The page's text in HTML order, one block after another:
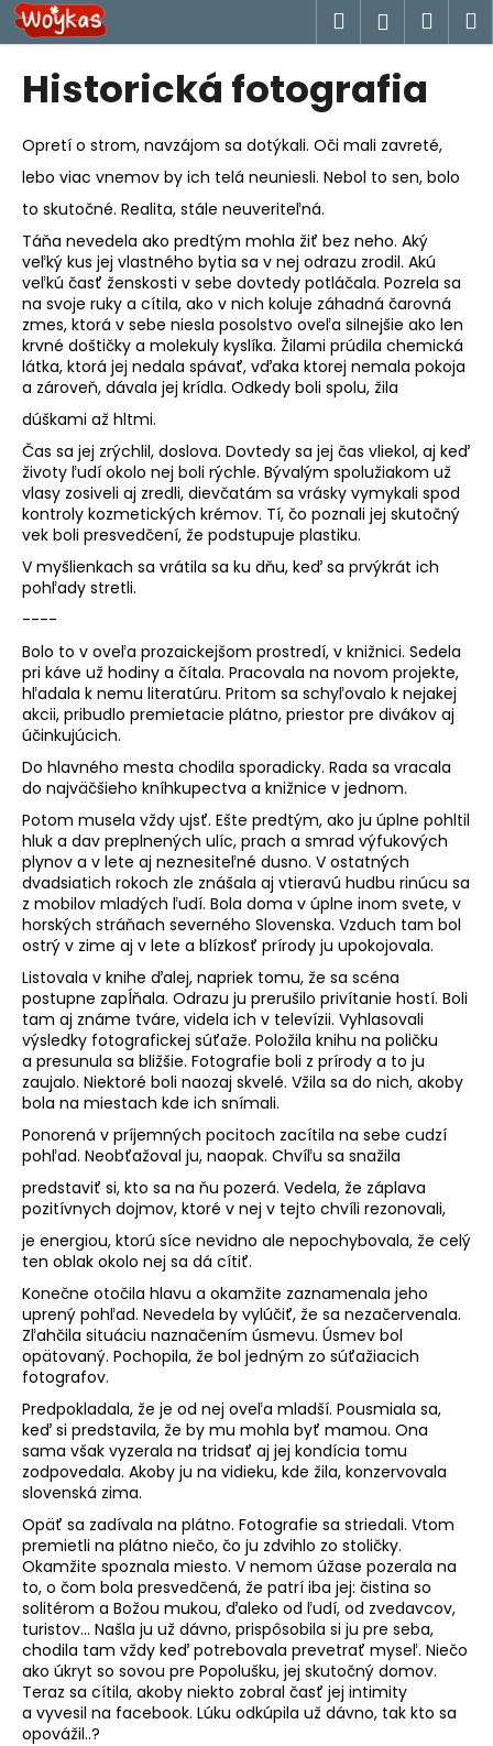
Prejsť
na
obsah
Hľadať
Historická fotografia
Opretí o strom, navzájom sa dotýkali. Oči mali zavreté,
lebo viac vnemov by ich telá neuniesli. Nebol to sen, bolo
to skutočné. Realita, stále neuveriteľná.
Táňa nevedela ako predtým mohla žiť bez neho. Aký
veľký kus jej vlastného bytia sa v nej odrazu zrodil. Akú
veľkú časť ženskosti v sebe dovtedy potláčala. Pozrela sa
na svoje ruky a cítila, ako v nich koluje záhadná čarovná
zmes, ktorá v sebe niesla posolstvo oveľa silnejšie ako len
krvné doštičky a molekuly kyslíka. Žilami prúdila chemická
látka, ktorá jej nedala spávať, vďaka ktorej nemala pokoja
a zároveň, dávala jej krídla. Odkedy boli spolu, žila
dúškami až hltmi.
Čas sa jej zrýchlil, doslova. Dovtedy sa jej čas vliekol, aj keď
životy ľudí okolo nej boli rýchle. Bývalým spolužiakom už
vlasy zosiveli aj zredli, dievčatám sa vrásky vymykali spod
kontroly kozmetických krémov. Tí, čo poznali jej skutočný
vek boli presvedčení, že podstupuje plastiku.
V myšlienkach sa vrátila sa ku dňu, keď sa prvýkrát ich
pohľady stretli.
----
Bolo to v oveľa prozaickejšom prostredí, v knižnici. Sedela
pri káve už hodiny a čítala. Pracovala na novom projekte,
hľadala k nemu literatúru. Pritom sa schyľovalo k nejakej
akcii, pribudlo premietacie plátno, priestor pre divákov aj
účinkujúcich.
Do hlavného mesta chodila sporadicky. Rada sa vracala
do najväčšieho kníhkupectva a knižnice v jednom.
Potom musela vždy ujsť. Ešte predtým, ako ju úplne pohltil
hluk a dav preplnených ulíc, prach a smrad výfukových
plynov a v lete aj neznesiteľné dusno. V ostatných
dvadsiatich rokoch zle znášala aj vtieravú hudbu rinúcu sa
z mobilov mladých ľudí. Bola doma v úplne inom svete, v
horských stráňach severného Slovenska. Vzduch tam bol
ostrý v zime aj v lete a blízkosť prírody ju upokojovala.
Listovala v knihe ďalej, napriek tomu, že sa scéna
postupne zapĺňala. Odrazu ju prerušilo privítanie hostí. Boli
tam aj známe tváre, videla ich v televízii. Vyhlasovali
výsledky fotografickej súťaže. Položila knihu na poličku
a presunula sa bližšie. Fotografie boli z prírody a to ju
zaujalo. Niektoré boli naozaj skvelé. Vžila sa do nich, akoby
bola na miestach kde ich snímali.
Ponorená v príjemných pocitoch zacítila na sebe cudzí
pohľad. Neobťažoval ju, naopak. Chvíľu sa snažila
predstaviť si, kto sa na ňu pozerá. Vedela, že záplava
pozitívnych dojmov, ktoré v nej v tejto chvíli rezonovali,
je energiou, ktorú síce nevidno ale nepochybovala, že celý
ten oblak okolo nej sa dá cítiť.
Konečne otočila hlavu a okamžite zaznamenala jeho
uprený pohľad. Nevedela by vylúčiť, že sa nezačervenala.
Zľahčila situáciu naznačením úsmevu. Úsmev bol
opätovaný. Pochopila, že bol jedným zo súťažiacich
fotografov.
Predpokladala, že je od nej oveľa mladší. Pousmiala sa,
keď si predstavila, že by mu mohla byť mamou. Ona
sama však vyzerala na tridsať aj jej kondícia tomu
zodpovedala. Akoby ju na vidieku, kde žila, konzervovala
slovenská zima.
Opäť sa zadívala na plátno. Fotografie sa striedali. Vtom
premietli na plátno niečo, čo ju zdvihlo zo stoličky.
Okamžite spoznala miesto. V nemom úžase pozerala na
to, o čom bola presvedčená, že patrí iba jej: čistina so
solitérom a Božou mukou, ďaleko od ľudí, od zvedavcov,
turistov... Našla ju už dávno, prispôsobila si ju pre seba,
chodila tam vždy keď potrebovala prevetrať myseľ. Niečo
ako úkryt so sovou pre Popolušku, jej skutočný domov.
Teraz sa cítila, akoby niekto zobral časť jej intimity
a vyvesil na facebook. Lúku odkúpila už dávno, tak kto sa
opovážil..?
K
o
o
p
o
t
r
e
b
u
j
e
t
e
n
á
j
s
ť